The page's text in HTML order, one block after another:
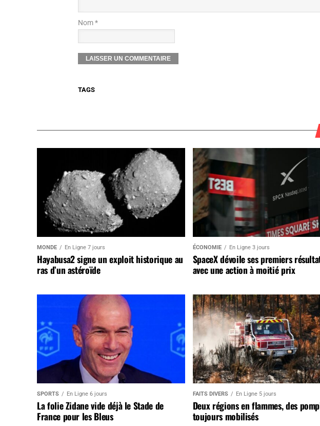
Nom *
TAGS
MONDE En Ligne 7 jours
Hayabusa2 signe un exploit historique au
ras d’un astéroïde
ÉCONOMIE En Ligne 3 jours
SpaceX dévoile ses premiers
avec une action à moitié prix
SPORTS En Ligne 6 jours
La folie Zidane vide déjà le Stade de
France pour les Bleus
FAITS DIVERS En Ligne 5 jours
Deux régions en flammes, des
toujours mobilisés